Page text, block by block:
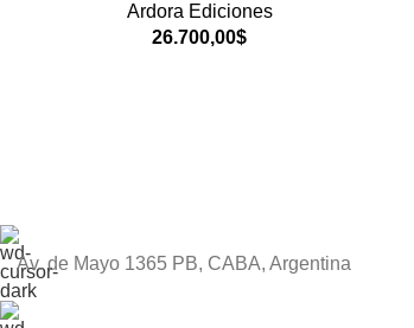
Ardora Ediciones
26.700,00$
Av. de Mayo 1365 PB, CABA, Argentina